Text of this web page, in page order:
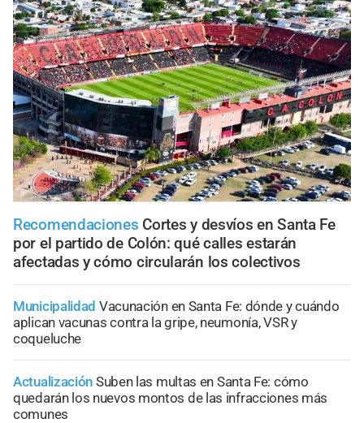
Recomendaciones Cortes y desvíos en Santa Fe
por el partido de Colón: qué calles estarán
afectadas y cómo circularán los colectivos
Municipalidad Vacunación en Santa Fe: dónde y cuándo
aplican vacunas contra la gripe, neumonía, VSR y
coqueluche
Actualización Suben las multas en Santa Fe: cómo
quedarán los nuevos montos de las infracciones más
comunes